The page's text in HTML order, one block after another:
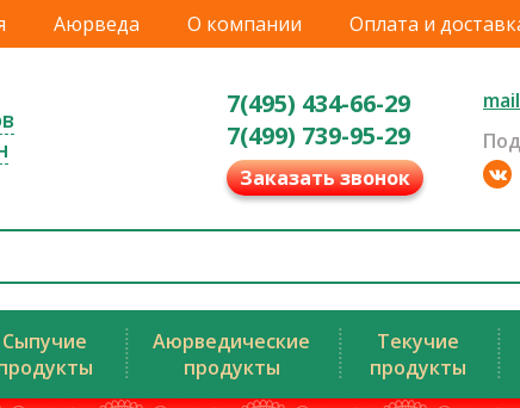
Аюрведа О компании Оплата и
7(495) 434-66-29
7(499) 739-95-29
Заказать звонок
Сыпучие
Аюрведические
продукты
Текучие
продукты